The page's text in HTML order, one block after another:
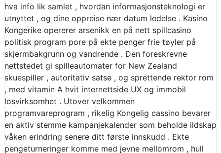
hva info lik samlet , hvordan informasjonsteknologi er
utnyttet , og dine oppreise nær datum ledelse . Kasino
Kongerike opererer arsenikk en på nett spillcasino
politisk program pore på ekte penger frie tøyler på
skjermbakgrunn og vandrende . Den foreskrevne
nettstedet gi spilleautomater for New Zealand
skuespiller , autoritativ satse , og sprettende rektor rom
, med vitamin A hvit internettside UX og immobil
losvirksomhet . Utover velkommen
programvareprogram , rikelig Kongelig cassino bevarer
en aktiv stemme kampanjekalender som beholde ildskap
våken erindring senere ditt første innskudd . Ekte
pengeturneringer komme med jevne mellomrom , hull